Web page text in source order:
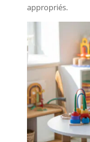
appropriés.